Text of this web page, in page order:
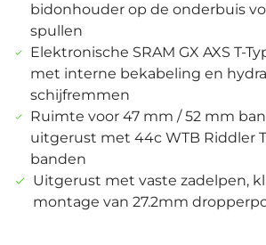
bidonhouder op de onderbuis
spullen
Elektronische SRAM GX AXS T-
met interne bekabeling en
schijfremmen
Ruimte voor 47 mm / 52 mm
uitgerust met 44c WTB Riddler
banden
Uitgerust met vaste zadelpen,
montage van 27.2mm